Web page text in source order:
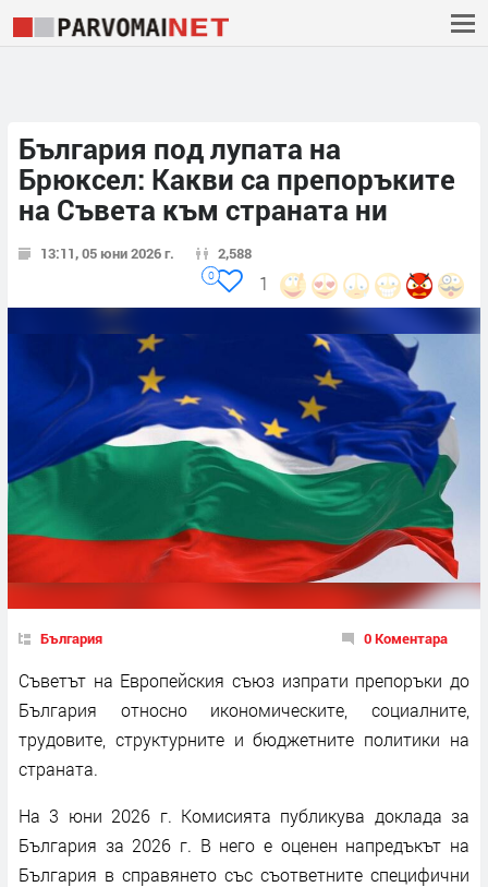
България под лупата на
Брюксел: Какви са препоръките
на Съвета към страната ни
13:11, 05 юни 2026 г. 2,588
1
0
България 0 Коментара
Съветът на Европейския съюз изпрати препоръки до
България относно икономическите, социалните,
трудовите, структурните и бюджетните политики на
страната.
На 3 юни 2026 г. Комисията публикува доклада за
България за 2026 г. В него е оценен напредъкът на
България в справянето със съответните специфични